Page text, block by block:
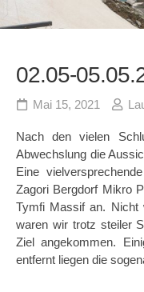
02.05-
Mai 15, 2021
Nach den vielen
Abwechslung die
Eine
Zagori Bergdorf Mikro
Tymfi Massif an. Nicht
waren wir trotz steiler
Ziel angekommen.
entfernt liegen die